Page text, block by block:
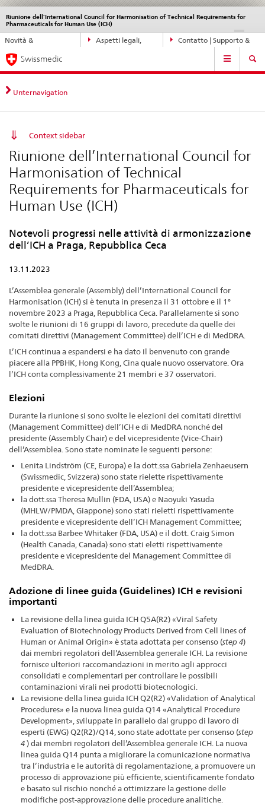
Navigazione
diretta:
novità,
aspetti
legali,
contatto
Novità &
Aspetti legali,
Contatto | Supporto &
Riunione dell’International Council for Harmonisation of Technical Requirements for
Pharmaceuticals for Human Use (ICH)
DE IT
Service
navigation
Navigation
Swissmedic
Unternavigation
Context sidebar
Riunione dell’International Council for
Harmonisation of Technical
Requirements for Pharmaceuticals for
Human Use (ICH)
Notevoli progressi nelle attività di armonizzazione
dell’ICH a Praga, Repubblica Ceca
13.11.2023
L’Assemblea generale (Assembly) dell’International Council for
Harmonisation (ICH) si è tenuta in presenza il 31 ottobre e il 1°
novembre 2023 a Praga, Repubblica Ceca. Parallelamente si sono
svolte le riunioni di 16 gruppi di lavoro, precedute da quelle dei
comitati direttivi (Management Committee) dell’ICH e di MedDRA.
L’ICH continua a espandersi e ha dato il benvenuto con grande
piacere alla PPBHK, Hong Kong, Cina quale nuovo osservatore. Ora
l’ICH conta complessivamente 21 membri e 37 osservatori.
Elezioni
Durante la riunione si sono svolte le elezioni dei comitati direttivi
(Management Committee) dell’ICH e di MedDRA nonché del
presidente (Assembly Chair) e del vicepresidente (Vice-Chair)
dell’Assemblea. Sono state nominate le seguenti persone:
Lenita Lindström (CE, Europa) e la dott.ssa Gabriela Zenhaeusern
(Swissmedic, Svizzera) sono state rielette rispettivamente
presidente e vicepresidente dell’Assemblea;
la dott.ssa Theresa Mullin (FDA, USA) e Naoyuki Yasuda
(MHLW/PMDA, Giappone) sono stati rieletti rispettivamente
presidente e vicepresidente dell’ICH Management Committee;
la dott.ssa Barbee Whitaker (FDA, USA) e il dott. Craig Simon
(Health Canada, Canada) sono stati eletti rispettivamente
presidente e vicepresidente del Management Committee di
MedDRA.
Adozione di linee guida (Guidelines) ICH e revisioni
importanti
La revisione della linea guida ICH Q5A(R2) «Viral Safety
Evaluation of Biotechnology Products Derived from Cell lines of
Human or Animal Origin» è stata adottata per consenso (step 4)
dai membri regolatori dell’Assemblea generale ICH. La revisione
fornisce ulteriori raccomandazioni in merito agli approcci
consolidati e complementari per controllare le possibili
contaminazioni virali nei prodotti biotecnologici.
La revisione della linea guida ICH Q2(R2) «Validation of Analytical
Procedures» e la nuova linea guida Q14 «Analytical Procedure
Development», sviluppate in parallelo dal gruppo di lavoro di
esperti (EWG) Q2(R2)/Q14, sono state adottate per consenso (step
4) dai membri regolatori dell’Assemblea generale ICH. La nuova
linea guida Q14 punta a migliorare la comunicazione normativa
tra l’industria e le autorità di regolamentazione, a promuovere un
processo di approvazione più efficiente, scientificamente fondato
e basato sul rischio nonché a ottimizzare la gestione delle
modifiche post-approvazione delle procedure analitiche.